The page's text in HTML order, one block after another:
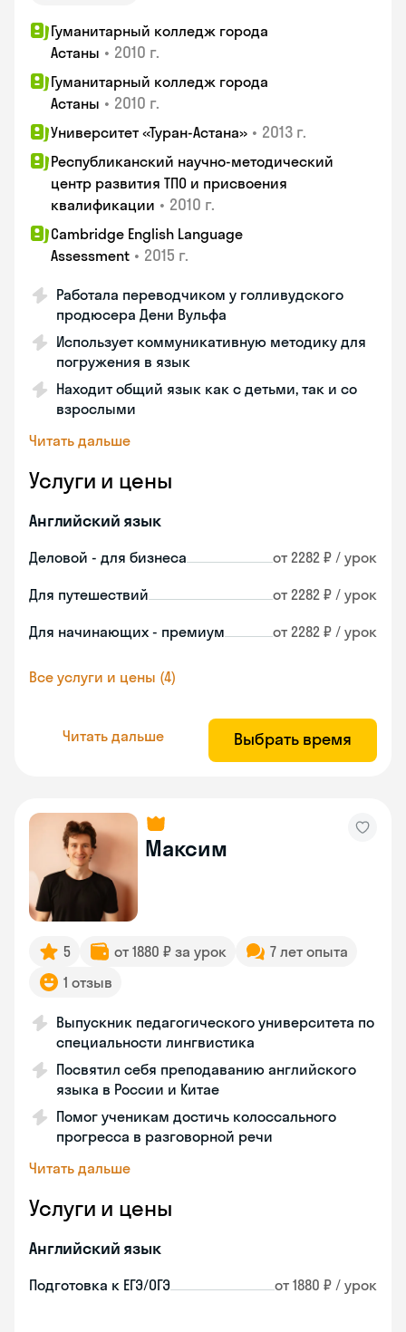
Гуманитарный колледж города
Астаны • 2010 г.
Гуманитарный колледж города
Астаны • 2010 г.
Университет «Туран-Астана» • 2013 г.
Республиканский научно-методический
центр развития ТПО и присвоения
квалификации • 2010 г.
Cambridge English Language
Assessment • 2015 г.
Работала переводчиком у голливудского
продюсера Дени Вульфа
Использует коммуникативную методику для
погружения в язык
Находит общий язык как с детьми, так и со
взрослыми
Читать дальше
Услуги и цены
Английский язык
Деловой - для бизнеса от 2282 ₽ / урок
Для путешествий от 2282 ₽ / урок
Для начинающих - премиум от 2282 ₽ / урок
Все услуги и цены (4)
Читать дальше Выбрать время
Максим
5 от 1880 ₽ за урок
7 лет опыта
1 отзыв
Выпускник педагогического университета по
специальности лингвистика
Посвятил себя преподаванию английского
языка в России и Китае
Помог ученикам достичь колоссального
прогресса в разговорной речи
Читать дальше
Услуги и цены
Английский язык
Подготовка к ЕГЭ/ОГЭ от 1880 ₽ / урок